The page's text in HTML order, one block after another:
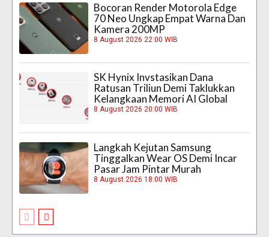
Bocoran Render Motorola Edge
70 Neo Ungkap Empat Warna Dan
Kamera 200MP
8 August 2026 22:00 WIB
SK Hynix Invstasikan Dana
Ratusan Triliun Demi Taklukkan
Kelangkaan Memori AI Global
8 August 2026 20:00 WIB
Langkah Kejutan Samsung
Tinggalkan Wear OS Demi Incar
Pasar Jam Pintar Murah
8 August 2026 18:00 WIB